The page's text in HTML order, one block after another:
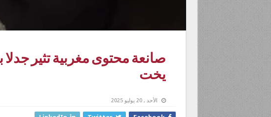
صانعة محتوى مغربية تثير
يخت
الأحد , 20 يوليو 2025